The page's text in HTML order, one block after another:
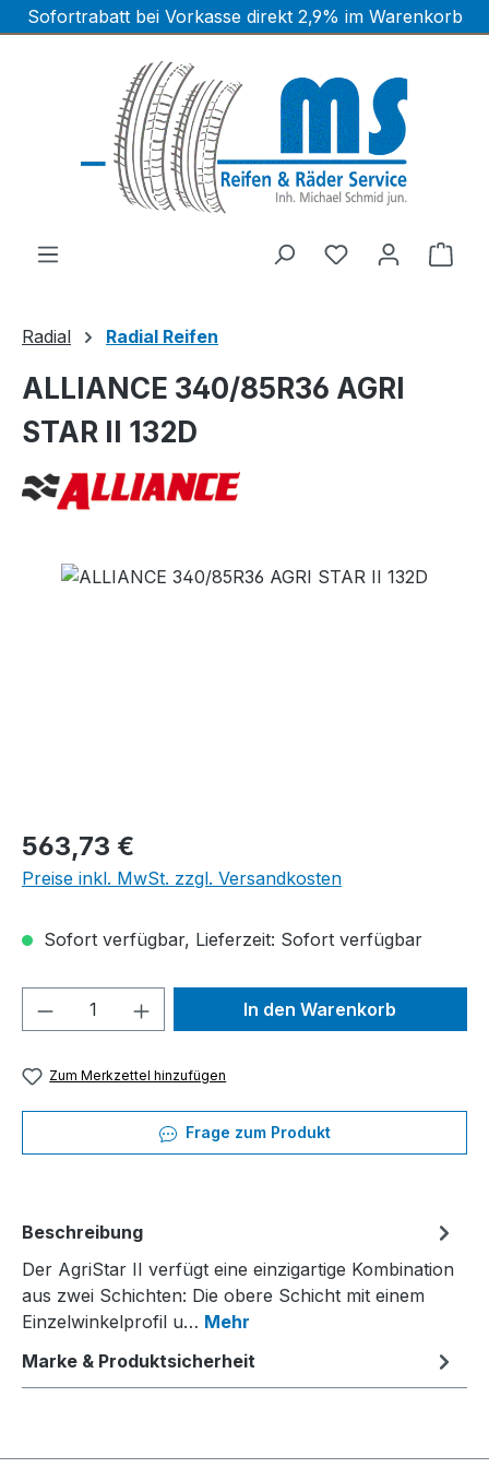
Zum Hauptinhalt springen
Sofortrabatt bei Vorkasse direkt 2,9% im Warenkorb
Radial Radial Reifen
ALLIANCE 340/85R36 AGRI
STAR II 132D
Bildergalerie überspringen
Regulärer Preis:
563,73 €
Preise inkl. MwSt. zzgl. Versandkosten
Sofort verfügbar, Lieferzeit: Sofort verfügbar
Produkt Anzahl: Gib denIn den Warenkorb
Zum Merkzettel hinzufügen
Frage zum Produkt
Beschreibung
Der AgriStar II verfügt eine einzigartige Kombination
aus zwei Schichten: Die obere Schicht mit einem
Einzelwinkelprofil u… Mehr
Marke & Produktsicherheit